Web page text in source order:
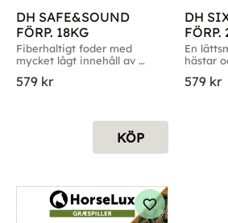
DH SAFE&SOUND
FÖRP. 18KG
Fiberhaltigt foder med
mycket lågt innehåll av
18kg
579 kr
KÖP
DH
FÖRP.
En
hästar
579 kr
till i favoriter Lägg till i